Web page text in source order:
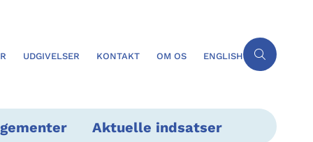
UDGIVELSER KONTAKT OM OS ENGLISH
Aktuelle indsatser